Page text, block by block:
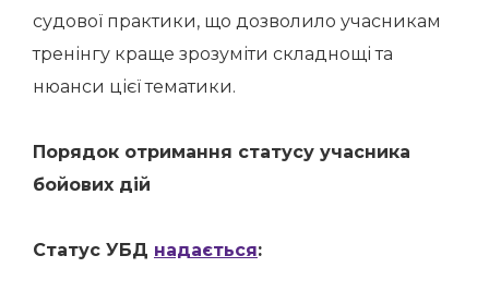
судової практики, що дозволило учасникам
тренінгу краще зрозуміти складнощі та
нюанси цієї тематики.
Порядок отримання статусу учасника
бойових дій
Статус УБД надається: